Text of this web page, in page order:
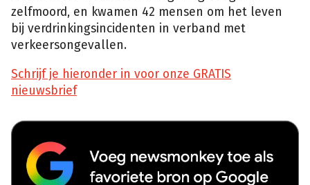
zelfmoord, en kwamen 42 mensen om het leven
bij verdrinkingsincidenten in verband met
verkeersongevallen.
Schrijf je hieronder in voor onze GRATIS
nieuwsbrief